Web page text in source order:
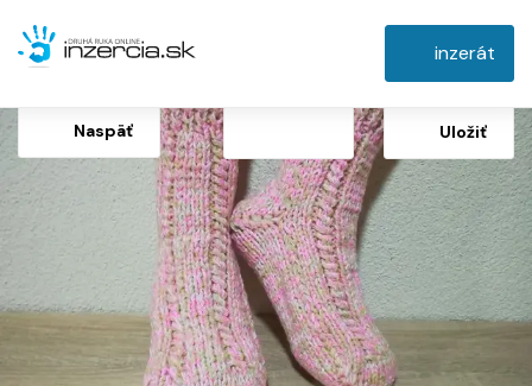
inzerát
Naspäť Uložiť